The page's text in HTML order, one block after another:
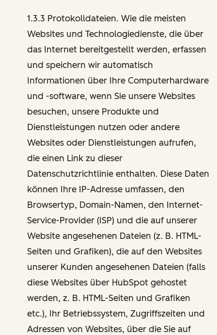
1.3.3 Protokolldateien. Wie die meisten
Websites und Technologiedienste, die über
das Internet bereitgestellt werden, erfassen
und speichern wir automatisch
Informationen über Ihre Computerhardware
und -software, wenn Sie unsere Websites
besuchen, unsere Produkte und
Dienstleistungen nutzen oder andere
Websites oder Dienstleistungen aufrufen,
die einen Link zu dieser
Datenschutzrichtlinie enthalten. Diese Daten
können Ihre IP-Adresse umfassen, den
Browsertyp, Domain-Namen, den Internet-
Service-Provider (ISP) und die auf unserer
Website angesehenen Dateien (z. B. HTML-
Seiten und Grafiken), die auf den Websites
unserer Kunden angesehenen Dateien (falls
diese Websites über HubSpot gehostet
werden, z. B. HTML-Seiten und Grafiken
etc.), Ihr Betriebssystem, Zugriffszeiten und
Adressen von Websites, über die Sie auf